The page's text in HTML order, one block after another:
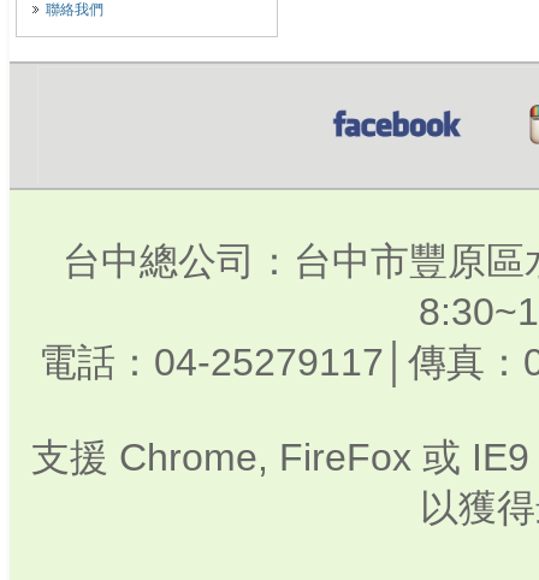
聯絡我們
台中總公司：台中市豐原
電話：04-25279117│傳真
支援 Chrome, FireFox 或
以獲